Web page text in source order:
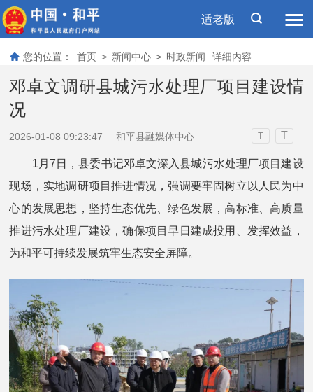
适老版
您的位置： 首页 > 新闻中心 > 时政新闻 详细内容
邓卓文调研县城污水处理厂项目建设情
况
2026-01-08 09:23:47 和平县融媒体中心 T T
1月7日，县委书记邓卓文深入县城污水处理厂项目建设
现场，实地调研项目推进情况，强调要牢固树立以人民为中
心的发展思想，坚持生态优先、绿色发展，高标准、高质量
推进污水处理厂建设，确保项目早日建成投用、发挥效益，
为和平可持续发展筑牢生态安全屏障。